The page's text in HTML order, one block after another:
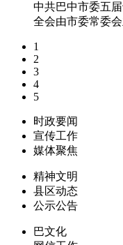
中共巴中市委五
全会由市委常委
1
2
3
4
5
时政要闻
宣传工作
媒体聚焦
精神文明
县区动态
公示公告
巴文化